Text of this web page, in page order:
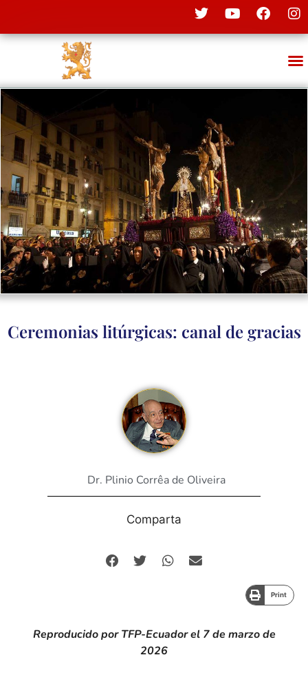
Ceremonias litúrgicas: canal de gracias
Dr. Plinio Corrêa de Oliveira
Comparta
Print
Reproducido por TFP-Ecuador el 7 de marzo de
2026